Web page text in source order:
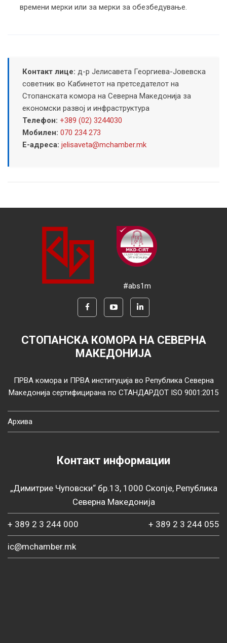
времени мерки или за мерки за обезбедување.
Контакт лице: д-р Јелисавета Георгиева-Јовевска
советник во Кабинетот на претседателот на
Стопанската комора на Северна Македонија за
економски развој и инфраструктура
Телефон: +389 (02) 3244030
Мобилен: 070 234 273
Е-адреса: jelisaveta@mchamber.mk
#abs1m
СТОПАНСКА КОМОРА НА СЕВЕРНА
МАКЕДОНИЈА
ПРВА комора и ПРВА институција во Република Северна
Македонија сертифицирана по СТАНДАРДОТ ISO 9001:2015
Архива
Контакт информации
„Димитрие Чуповски“ бр.13, 1000 Скопје, Република
Северна Македонија
+ 389 2 3 244 000 + 389 2 3 244 055
ic@mchamber.mk